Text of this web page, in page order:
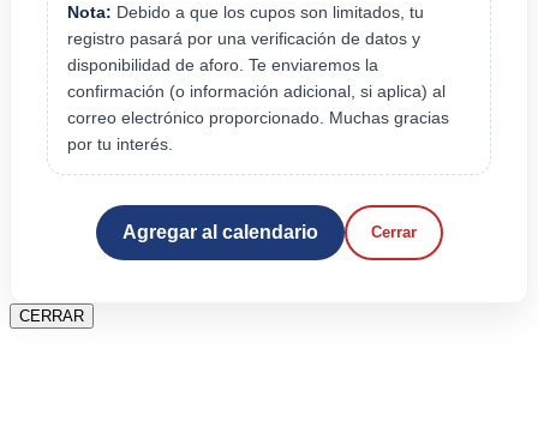
Nota: Debido a que los cupos son limitados, tu
registro pasará por una verificación de datos y
disponibilidad de aforo. Te enviaremos la
confirmación (o información adicional, si aplica) al
correo electrónico proporcionado. Muchas gracias
por tu interés.
Agregar al calendario Cerrar
CERRAR